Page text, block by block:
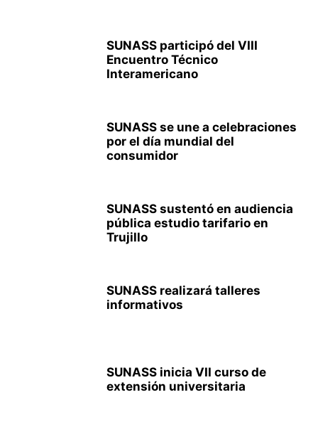
SUNASS participó del VIII
Encuentro Técnico
Interamericano
SUNASS se une a celebraciones
por el día mundial del
consumidor
SUNASS sustentó en audiencia
pública estudio tarifario en
Trujillo
SUNASS realizará talleres
informativos
SUNASS inicia VII curso de
extensión universitaria